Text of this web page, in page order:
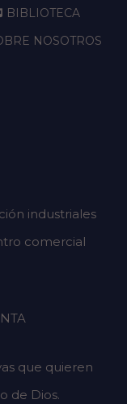
BIBLIOTECA
NOSOTROS
industriales
comercial
que quieren
de Dios.